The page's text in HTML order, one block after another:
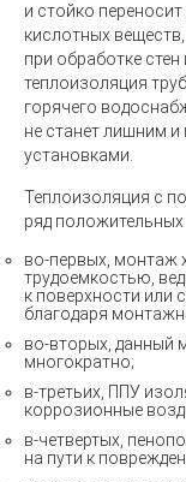
и стойко переносит
кислотных
при обработке
теплоизоляция
горячего
не станет лишним
установками.
Теплоизоляция с
ряд положительных
во-первых , монтаж
трудоемкостью,
к поверхности или
благодаря
во-вторых ,
многократно;
в-третьих , ППУ
коррозионные
в-четвертых ,
на пути к